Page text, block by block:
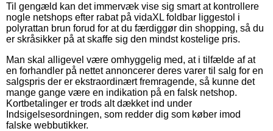
Til gengæld kan det immervæk vise sig smart at kontrollere
nogle netshops efter rabat på vidaXL foldbar liggestol i
polyrattan brun forud for at du færdiggør din shopping, så du
er skråsikker på at skaffe sig den mindst kostelige pris.
Man skal alligevel være omhyggelig med, at i tilfælde af at
en forhandler på nettet annoncerer deres varer til salg for en
salgspris der er ekstraordinært fremragende, så kunne det
mange gange være en indikation på en falsk netshop.
Kortbetalinger er trods alt dækket ind under
Indsigelsesordningen, som redder dig som køber imod
falske webbutikker.